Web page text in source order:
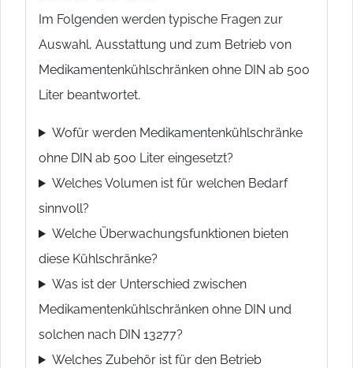
Im Folgenden werden typische Fragen zur
Auswahl, Ausstattung und zum Betrieb von
Medikamentenkühlschränken ohne DIN ab 500
Liter beantwortet.
Wofür werden Medikamentenkühlschränke
ohne DIN ab 500 Liter eingesetzt?
Welches Volumen ist für welchen Bedarf
sinnvoll?
Welche Überwachungsfunktionen bieten
diese Kühlschränke?
Was ist der Unterschied zwischen
Medikamentenkühlschränken ohne DIN und
solchen nach DIN 13277?
Welches Zubehör ist für den Betrieb